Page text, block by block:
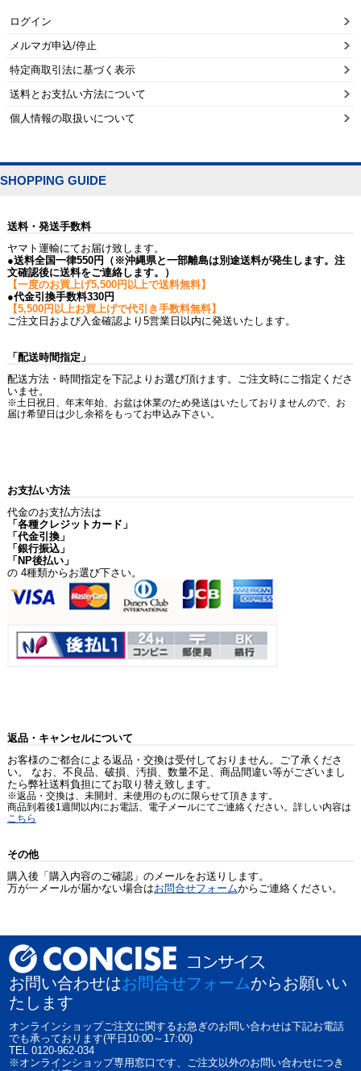
ログイン
メルマガ申込/停止
特定商取引法に基づく表示
送料とお支払い方法について
個人情報の取扱いについて
SHOPPING GUIDE
送料・発送手数料
ヤマト運輸にてお届け致します。
●送料全国一律550円（※沖縄県と一部離島は別途送料が発生します。注
文確認後に送料をご連絡します。）
【一度のお買上げ5,500円以上で送料無料】
●代金引換手数料330円
【5,500円以上お買上げで代引き手数料無料】
ご注文日および入金確認より5営業日以内に発送いたします。
「配送時間指定」
配送方法・時間指定を下記よりお選び頂けます。ご注文時にご指定くださ
いませ。
※土日祝日、年末年始、お盆は休業のため発送はいたしておりませんので、お
届け希望日は少し余裕をもってお申込み下さい。
お支払い方法
代金のお支払方法は
「各種クレジットカード」
「代金引換」
「銀行振込」
「NP後払い」
の 4種類からお選び下さい。
返品・キャンセルについて
お客様のご都合による返品・交換は受付しておりません。ご了承くださ
い。 なお、不良品、破損、汚損、数量不足、商品間違い等がございまし
たら弊社送料負担にてお取り替え致します。
※返品・交換は、未開封、未使用のものに限らせて頂きます。
商品到着後1週間以内にお電話、電子メールにてご連絡ください。詳しい内容は
こちら
その他
購入後「購入内容のご確認」のメールをお送りします。
万が一メールが届かない場合はお問合せフォームからご連絡ください。
お問い合わせはお問合せフォームからお願いい
たします
オンラインショップご注文に関するお急ぎのお問い合わせは下記お電話
でも承っております(平日10:00～17:00)
TEL 0120-962-034
※オンラインショップ専用窓口です、ご注文以外のお問い合わせにつき